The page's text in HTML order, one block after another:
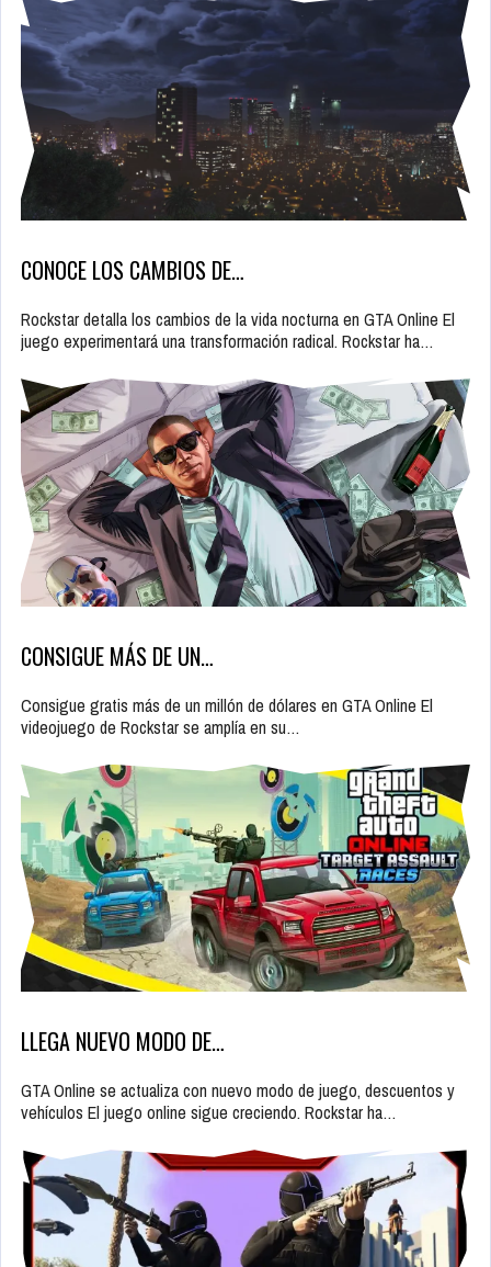
CONOCE LOS CAMBIOS DE…
Rockstar detalla los cambios de la vida nocturna en GTA Online El
juego experimentará una transformación radical. Rockstar ha…
CONSIGUE MÁS DE UN…
Consigue gratis más de un millón de dólares en GTA Online El
videojuego de Rockstar se amplía en su…
LLEGA NUEVO MODO DE…
GTA Online se actualiza con nuevo modo de juego, descuentos y
vehículos El juego online sigue creciendo. Rockstar ha…